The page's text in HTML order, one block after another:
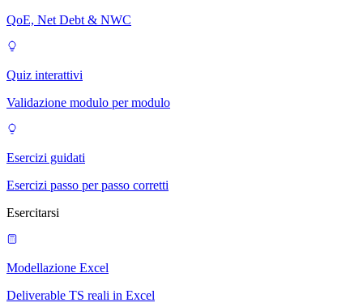
QoE, Net Debt & NWC
Quiz interattivi
Validazione modulo per modulo
Esercizi guidati
Esercizi passo per passo corretti
Esercitarsi
Modellazione Excel
Deliverable TS reali in Excel